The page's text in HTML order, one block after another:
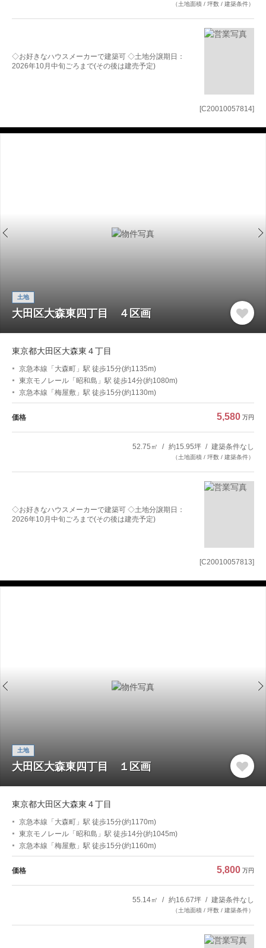
[C20010057814]
（土地面積 / 坪数 / 建築条件）
◇お好きなハウスメーカーで建築可 ◇土地分譲期日：
2026年10月中旬ごろまで(その後は建売予定)
[C20010057813]
土地
大田区大森東四丁目 ４区画
東京都大田区大森東４丁目
京急本線「大森町」駅 徒歩15分(約1135m)
東京モノレール「昭和島」駅 徒歩14分(約1080m)
京急本線「梅屋敷」駅 徒歩15分(約1130m)
価格 5,580 万円
52.75㎡ 約15.95坪 建築条件なし
（土地面積 / 坪数 / 建築条件）
◇お好きなハウスメーカーで建築可 ◇土地分譲期日：
2026年10月中旬ごろまで(その後は建売予定)
土地
大田区大森東四丁目 １区画
東京都大田区大森東４丁目
京急本線「大森町」駅 徒歩15分(約1170m)
東京モノレール「昭和島」駅 徒歩14分(約1045m)
京急本線「梅屋敷」駅 徒歩15分(約1160m)
価格 5,800 万円
55.14㎡ 約16.67坪 建築条件なし
（土地面積 / 坪数 / 建築条件）